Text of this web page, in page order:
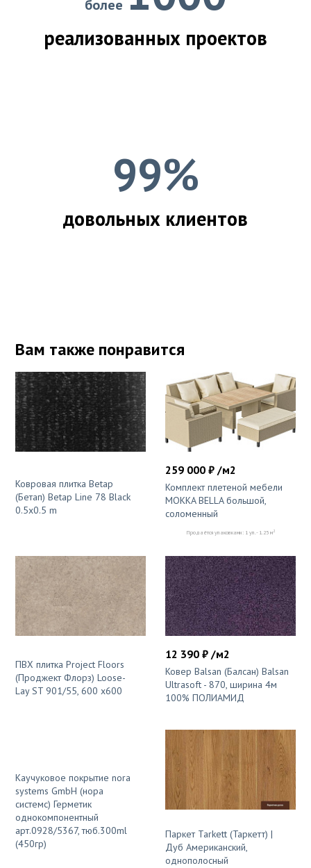
более
реализованных проектов
99%
довольных клиентов
Вам также понравится
Ковровая плитка Betap
(Бетап) Betap Line 78 Black
0.5x0.5 m
259 000 ₽ /м2
Комплект плетеной мебели
MOKKA BELLA большой,
соломенный
Продаётся упаковками: 1 уп. - 1.25 м2
ПВХ плитка Project Floors
(Проджект Флорз) Loose-
Lay ST 901/55, 600 x600
12 390 ₽ /м2
Ковер Balsan (Балсан) Balsan
Ultrasoft - 870, ширина 4м
100% ПОЛИАМИД
Каучуковое покрытие nora
systems GmbH (нора
системс) Герметик
однокомпонентный
арт.0928/5367, тюб.300ml
(450гр)
Паркет Tarkett (Таркетт) |
Дуб Американский,
однополосный